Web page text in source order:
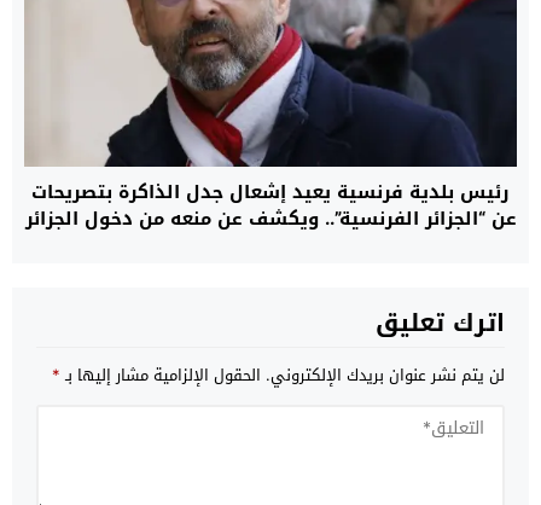
رئيس بلدية فرنسية يعيد إشعال جدل الذاكرة بتصريحات
عن “الجزائر الفرنسية”.. ويكشف عن منعه من دخول الجزائر
اترك تعليق
لن يتم نشر عنوان بريدك الإلكتروني. الحقول الإلزامية مشار إليها بـ*